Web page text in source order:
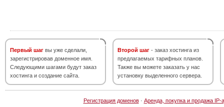
Первый шаг вы уже сделали,
зарегистрировав доменное имя.
Следующими шагами будут заказ
хостинга и создание сайта.
Второй шаг - заказ хостинга из
предлагаемых тарифных планов.
Также вы можете заказать у нас
установку выделенного сервера.
Регистрация доменов· Аренда, покупка и продажа IP-